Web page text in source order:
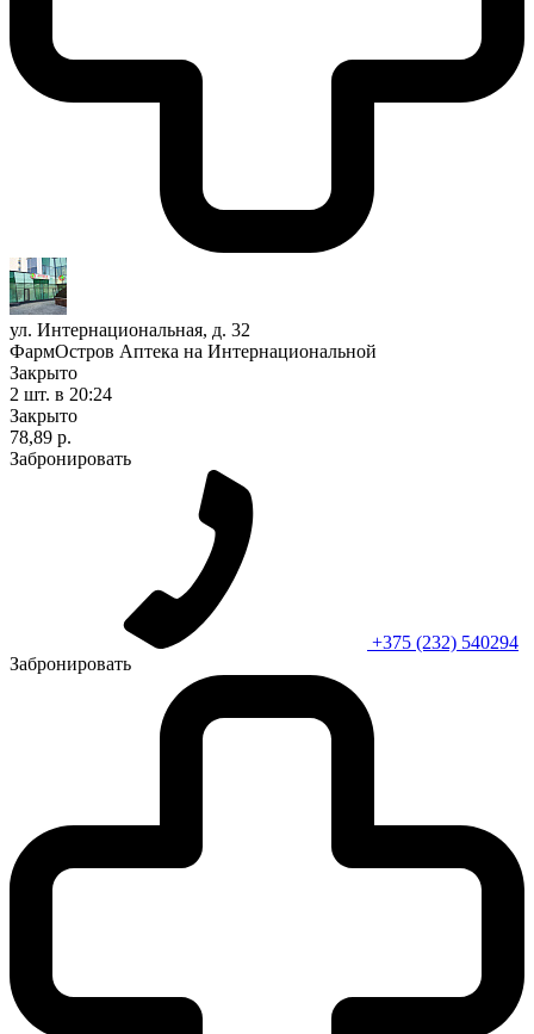
ул. Интернациональная, д. 32
ФармОстров Аптека на Интернациональной
Закрыто
2 шт. в 20:24
Закрыто
78,89 р.
Забронировать
+375 (232) 540294
Забронировать